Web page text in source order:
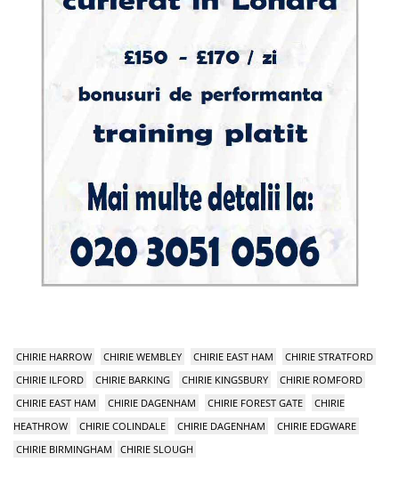
CHIRIE HARROW CHIRIE WEMBLEY CHIRIE EAST HAM
CHIRIE STRATFORD
CHIRIE ILFORD
CHIRIE BARKING CHIRIE KINGSBURY
CHIRIE ROMFORD
CHIRIE EAST HAM
CHIRIE DAGENHAM CHIRIE FOREST GATE
CHIRIE
HEATHROW
CHIRIE COLINDALE CHIRIE DAGENHAM
CHIRIE EDGWARE
CHIRIE BIRMINGHAM
CHIRIE SLOUGH